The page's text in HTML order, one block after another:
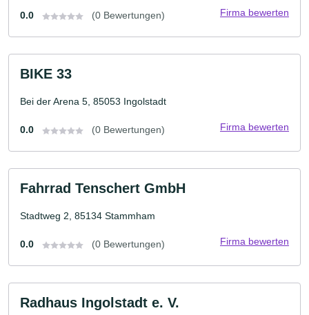
0.0 (0 Bewertungen) Firma bewerten
BIKE 33
Bei der Arena 5, 85053 Ingolstadt
0.0 (0 Bewertungen) Firma bewerten
Fahrrad Tenschert GmbH
Stadtweg 2, 85134 Stammham
0.0 (0 Bewertungen) Firma bewerten
Radhaus Ingolstadt e. V.